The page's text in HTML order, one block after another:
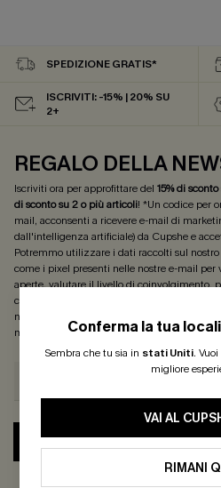
Conferma la tua
Sembra che tu sia in stati Uniti.
migliore
VAI AL
RIMANI
SPEDIZIONE GRATIS*
ISCRIVITI: -15% | 20% SU
2+
REGALO DELLA
Iscriviti ora per approfittare del 15% di
di sconto su 2 o più articoli! *Un codice per
mail, acconsenti a ricevere e-mail di
dall'intelligenza artificiale) da Cupshe e
Potremmo utilizzare i dati raccolti sul
come i pixel presenti nelle nostre e-mail per
aperte, valutare il livello di coinvolgimento,
consigliarti prodotti che potrebbero
nostra
momento.
ABBONATI